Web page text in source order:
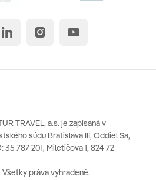
TRAVEL, a.s. je zapísaná v
súdu Bratislava III, Oddiel Sa,
787 201, Miletičova 1, 824 72
Všetky práva vyhradené.